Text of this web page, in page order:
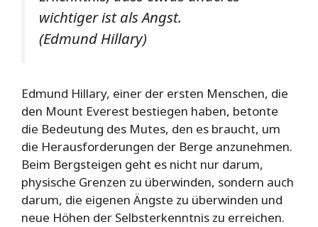
wichtiger ist als Angst.
(Edmund Hillary)
Edmund Hillary, einer der ersten Menschen, die
den Mount Everest bestiegen haben, betonte
die Bedeutung des Mutes, den es braucht, um
die Herausforderungen der Berge anzunehmen.
Beim Bergsteigen geht es nicht nur darum,
physische Grenzen zu überwinden, sondern auch
darum, die eigenen Ängste zu überwinden und
neue Höhen der Selbsterkenntnis zu erreichen.